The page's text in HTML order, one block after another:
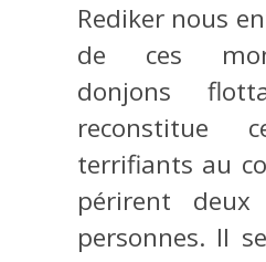
Rediker nous
de ces
donjons
reconstitue
terrifiants au
périrent
personnes. Il